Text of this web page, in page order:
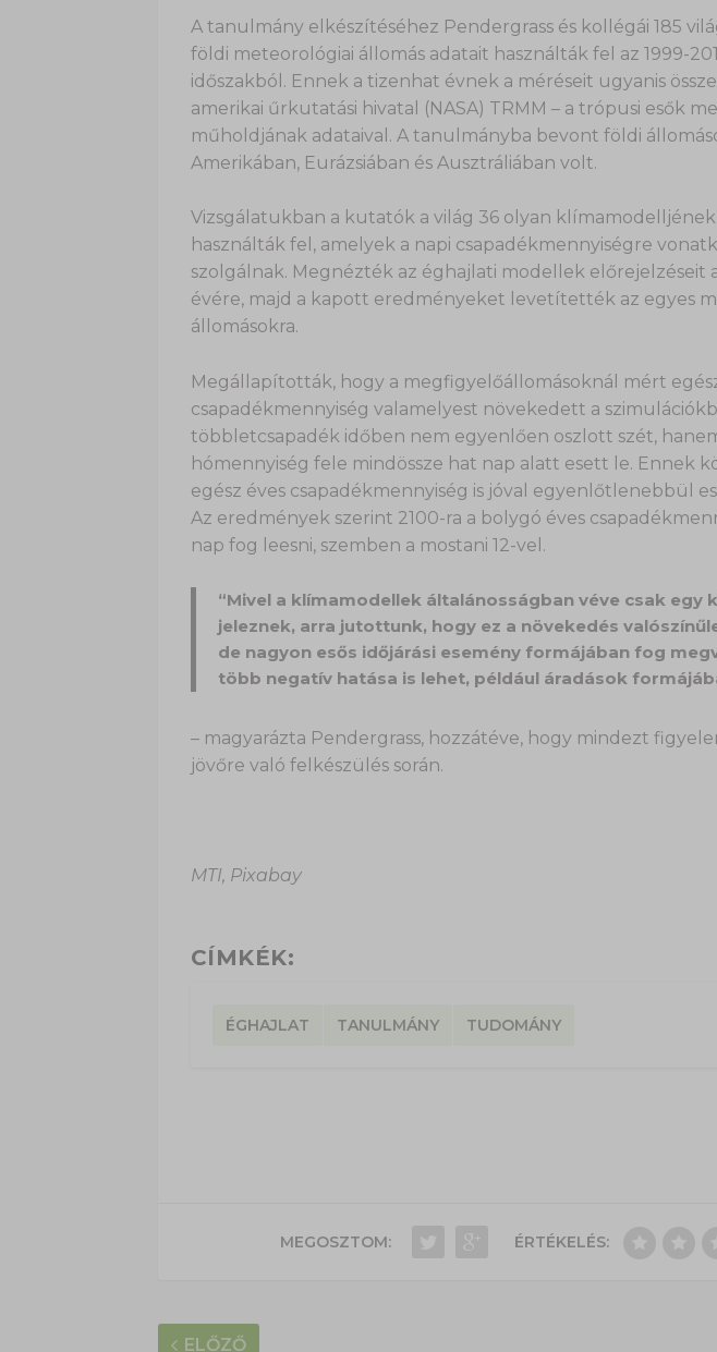
A tanulmány elkészítéséhez Pendergrass és kollégái 185
földi meteorológiai állomás adatait használták fel az 1999-
időszakból. Ennek a tizenhat évnek a méréseit ugyanis
amerikai űrkutatási hivatal (NASA) TRMM – a trópusi esők
műholdjának adataival. A tanulmányba bevont földi
Amerikában, Eurázsiában és Ausztráliában volt.
Vizsgálatukban a kutatók a világ 36 olyan
használták fel, amelyek a napi csapadékmennyiségre
szolgálnak. Megnézték az éghajlati modellek előrejelzéseit
évére, majd a kapott eredményeket levetítették az egyes
állomásokra.
Megállapították, hogy a megfigyelőállomásoknál mért
csapadékmennyiség valamelyest növekedett a
többletcsapadék időben nem egyenlően oszlott szét,
hómennyiség fele mindössze hat nap alatt esett le. Ennek
egész éves csapadékmennyiség is jóval egyenlőtlenebbül
Az eredmények szerint 2100-ra a bolygó éves
nap fog leesni, szemben a mostani 12-vel.
“Mivel a klímamodellek általánosságban véve csak egy
jeleznek, arra jutottunk, hogy ez a növekedés
de nagyon esős időjárási esemény formájában fog
több negatív hatása is lehet, például áradások
– magyarázta Pendergrass, hozzátéve, hogy mindezt
jövőre való felkészülés során.
MTI, Pixabay
CÍMKÉK:
ÉGHAJLAT TANULMÁNY TUDOMÁNY
MEGOSZTOM: ÉRTÉKELÉS:
ELŐZŐ